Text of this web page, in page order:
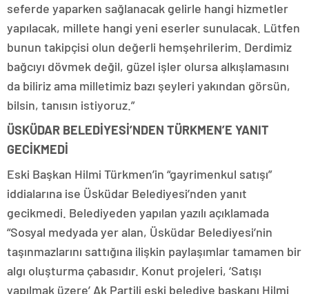
seferde yaparken sağlanacak gelirle hangi hizmetler
yapılacak, millete hangi yeni eserler sunulacak. Lütfen
bunun takipçisi olun değerli hemşehrilerim. Derdimiz
bağcıyı dövmek değil, güzel işler olursa alkışlamasını
da biliriz ama milletimiz bazı şeyleri yakından görsün,
bilsin, tanısın istiyoruz.”
ÜSKÜDAR BELEDİYESİ’NDEN TÜRKMEN’E YANIT
GECİKMEDİ
Eski Başkan Hilmi Türkmen’in “gayrimenkul satışı”
iddialarına ise Üsküdar Belediyesi’nden yanıt
gecikmedi. Belediyeden yapılan yazılı açıklamada
“Sosyal medyada yer alan, Üsküdar Belediyesi’nin
taşınmazlarını sattığına ilişkin paylaşımlar tamamen bir
algı oluşturma çabasıdır. Konut projeleri, ‘Satışı
yapılmak üzere’ Ak Partili eski belediye başkanı Hilmi